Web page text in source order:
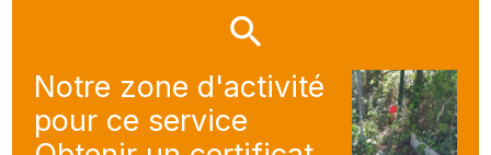
Notre zone d'activité
pour ce service